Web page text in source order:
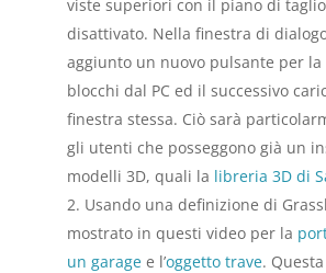
viste superiori con il piano di
disattivato. Nella finestra di
aggiunto un nuovo pulsante per la
blocchi dal PC ed il successivo
finestra stessa. Ciò sarà
gli utenti che posseggono già un
modelli 3D, quali la libreria 3D di
Usando una definizione di
mostrato in questi video per la
un garagee l’oggetto trave.